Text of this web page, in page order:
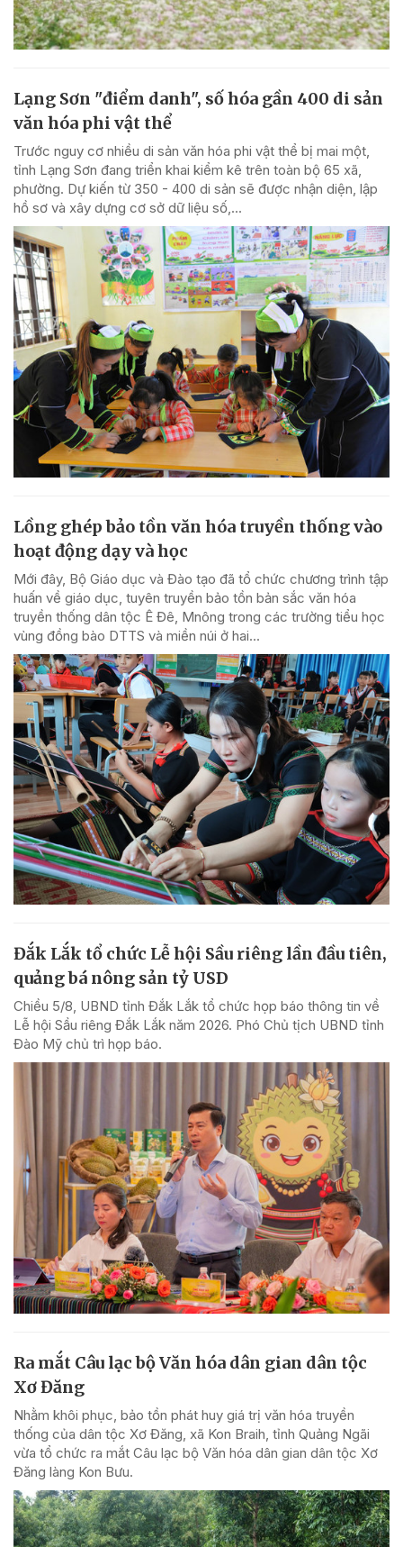
Lạng Sơn "điểm danh", số hóa gần 400 di sản
văn hóa phi vật thể
Trước nguy cơ nhiều di sản văn hóa phi vật thể bị mai một,
tỉnh Lạng Sơn đang triển khai kiểm kê trên toàn bộ 65 xã,
phường. Dự kiến từ 350 - 400 di sản sẽ được nhận diện, lập
hồ sơ và xây dựng cơ sở dữ liệu số,...
Lồng ghép bảo tồn văn hóa truyền thống vào
hoạt động dạy và học
Mới đây, Bộ Giáo dục và Đào tạo đã tổ chức chương trình tập
huấn về giáo dục, tuyên truyền bảo tồn bản sắc văn hóa
truyền thống dân tộc Ê Đê, Mnông trong các trường tiểu học
vùng đồng bào DTTS và miền núi ở hai...
Đắk Lắk tổ chức Lễ hội Sầu riêng lần đầu tiên,
quảng bá nông sản tỷ USD
Chiều 5/8, UBND tỉnh Đắk Lắk tổ chức họp báo thông tin về
Lễ hội Sầu riêng Đắk Lắk năm 2026. Phó Chủ tịch UBND tỉnh
Đào Mỹ chủ trì họp báo.
Ra mắt Câu lạc bộ Văn hóa dân gian dân tộc
Xơ Đăng
Nhằm khôi phục, bảo tồn phát huy giá trị văn hóa truyền
thống của dân tộc Xơ Đăng, xã Kon Braih, tỉnh Quảng Ngãi
vừa tổ chức ra mắt Câu lạc bộ Văn hóa dân gian dân tộc Xơ
Đăng làng Kon Bưu.